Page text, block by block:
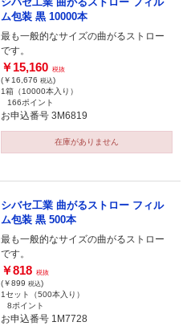
ム包装 黒 10000本
最も一般的なサイズの曲がるストロー
です。
￥15,160 税抜
(￥16,676 税込)
1箱（10000本入り）
166ポイント
お申込番号 3M6819
在庫がありません
シバセ工業 曲がるストロー フィル
ム包装 黒 500本
最も一般的なサイズの曲がるストロー
です。
￥818 税抜
(￥899 税込)
1セット（500本入り）
8ポイント
お申込番号 1M7728